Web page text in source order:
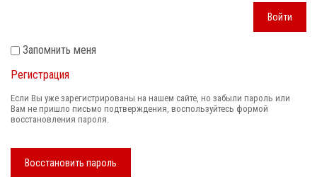
Войти
Запомнить меня
Регистрация
Если Вы уже зарегистрированы на нашем сайте, но забыли пароль или
Вам не пришло письмо подтверждения, воспользуйтесь формой
восстановления пароля.
Восстановить пароль